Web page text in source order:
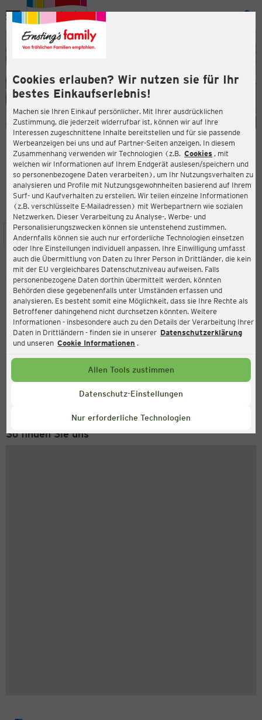
Cookies erlauben? Wir nutzen sie für Ihr
bestes Einkaufserlebnis!
Machen sie Ihren Einkauf persönlicher. Mit Ihrer ausdrücklichen
Zustimmung, die jederzeit widerrufbar ist, können wir auf Ihre
Interessen zugeschnittene Inhalte bereitstellen und für sie passende
Werbeanzeigen bei uns und auf Partner-Seiten anzeigen. In diesem
Zusammenhang verwenden wir Technologien (z.B. Cookies , mit
welchen wir Informationen auf Ihrem Endgerät auslesen/speichern und
so personenbezogene Daten verarbeiten), um Ihr Nutzungsverhalten zu
analysieren und Profile mit Nutzungsgewohnheiten basierend auf Ihrem
Surf- und Kaufverhalten zu erstellen. Wir teilen einzelne Informationen
(z.B. verschlüsselte E-Mailadressen) mit Werbepartnern wie sozialen
Netzwerken. Dieser Verarbeitung zu Analyse-, Werbe- und
Personalisierungszwecken können sie untenstehend zustimmen.
Andernfalls können sie auch nur erforderliche Technologien einsetzen
oder Ihre Einstellungen individuell anpassen. Ihre Einwilligung umfasst
auch die Übermittlung von Daten zu Ihrer Person in Drittländer, die kein
mit der EU vergleichbares Datenschutzniveau aufweisen. Falls
personenbezogene Daten dorthin übermittelt werden, könnten
Behörden diese gegebenenfalls unter Umständen erfassen und
analysieren. Es besteht somit eine Möglichkeit, dass sie Ihre Rechte als
Betroffener dahingehend nicht durchsetzen könnten. Weitere
Informationen - insbesondere auch zu den Details der Verarbeitung Ihrer
Daten in Drittländern - finden sie in unserer Datenschutzerklärung
und unseren Cookie Informationen .
Allen Tools zustimmen
Datenschutz-Einstellungen
Nur erforderliche Technologien
Menü
ERNSTING'S FAMILY FILIALE
Jägeröd 3b
94121 Salzweg
4,5
Bewertung:
STANDORT SERVICES SORTIMENT AKTIONEN
Ernsting's family
Jägeröd 3b, 94121 Salzweg
Aktuell:
Geschlossen
Service Hotline
+49 (0) 2546 / 98 999 98
So finden Sie uns